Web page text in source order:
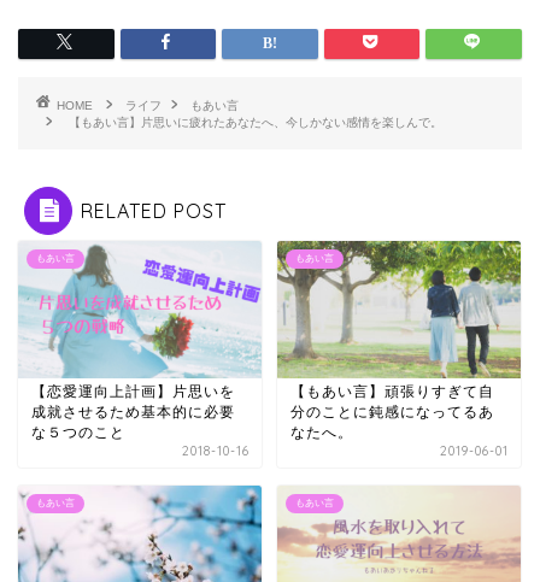
HOME ライフ
もあい言
【もあい言】片思いに疲れたあなたへ、今しかない感情を楽しんで。
RELATED POST
もあい言
【恋愛運向上計画】片思いを
成就させるため基本的に必要
な５つのこと
2018-10-16
もあい言
【もあい言】頑張りすぎて自
分のことに鈍感になってるあ
なたへ。
2019-06-01
もあい言 もあい言